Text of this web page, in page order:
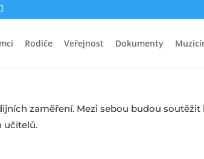
Rodiče Veřejnost Dokumenty
zaměření. Mezi sebou budou
učitelů.